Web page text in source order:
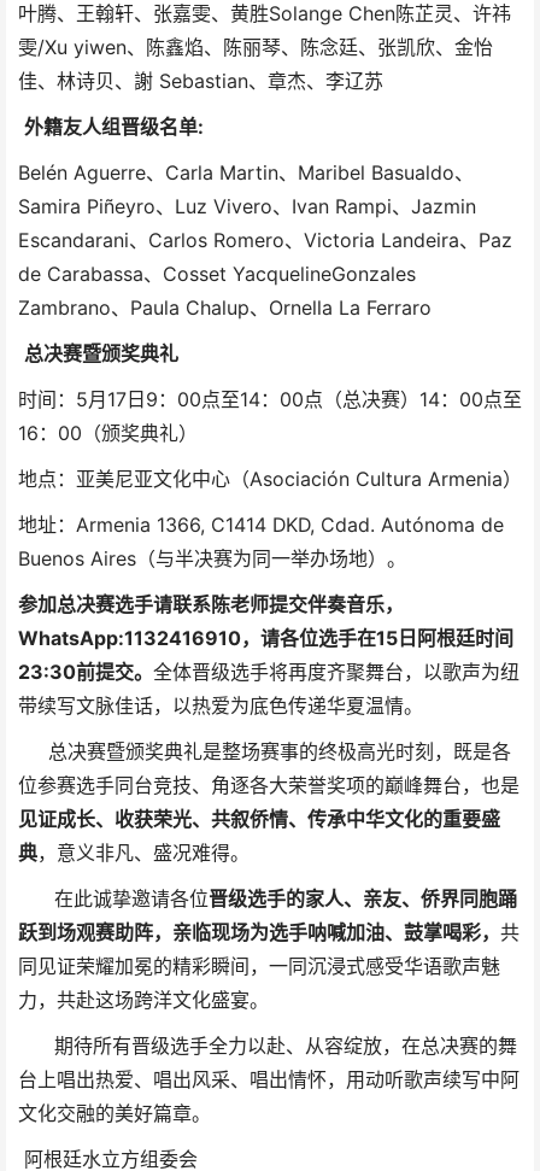
叶腾、王翰轩、张嘉雯、黄胜Solange Chen陈芷灵、许祎
雯/Xu yiwen、陈鑫焰、陈丽琴、陈念廷、张凯欣、金怡
佳、林诗贝、謝 Sebastian、章杰、李辽苏
外籍友人组晋级名单:
Belén Aguerre、Carla Martin、Maribel Basualdo、
Samira Piñeyro、Luz Vivero、Ivan Rampi、Jazmin
Escandarani、Carlos Romero、Victoria Landeira、Paz
de Carabassa、Cosset YacquelineGonzales
Zambrano、Paula Chalup、Ornella La Ferraro
总决赛暨颁奖典礼
时间：5月17日9：00点至14：00点（总决赛）14：00点至
16：00（颁奖典礼）
地点：亚美尼亚文化中心（Asociación Cultura Armenia）
地址：Armenia 1366, C1414 DKD, Cdad. Autónoma de
Buenos Aires（与半决赛为同一举办场地）。
参加总决赛选手请联系陈老师提交伴奏音乐，
WhatsApp:1132416910，请各位选手在15日阿根廷时间
23:30前提交。 全体晋级选手将再度齐聚舞台，以歌声为纽
带续写文脉佳话，以热爱为底色传递华夏温情。
总决赛暨颁奖典礼是整场赛事的终极高光时刻，既是各
位参赛选手同台竞技、角逐各大荣誉奖项的巅峰舞台，也是
见证成长、收获荣光、共叙侨情、传承中华文化的重要盛
典，意义非凡、盛况难得。
在此诚挚邀请各位晋级选手的家人、亲友、侨界同胞踊
跃到场观赛助阵，亲临现场为选手呐喊加油、鼓掌喝彩， 共
同见证荣耀加冕的精彩瞬间，一同沉浸式感受华语歌声魅
力，共赴这场跨洋文化盛宴。
期待所有晋级选手全力以赴、从容绽放，在总决赛的舞
台上唱出热爱、唱出风采、唱出情怀，用动听歌声续写中阿
文化交融的美好篇章。
阿根廷水立方组委会